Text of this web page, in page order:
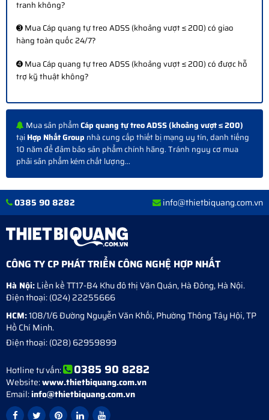
tranh không?
➌ Mua Cáp quang tự treo ADSS (khoảng vượt ≤ 200) có giao
hàng toàn quốc 24/7?
➍ Mua Cáp quang tự treo ADSS (khoảng vượt ≤ 200) có được hỗ
trợ kỹ thuật không?
Mua sản phẩmCáp quang tự treo ADSS (khoảng vượt ≤ 200)
tạiHợp Nhất Group nhà cung cấp thiết bị mạng uy tín, danh tiếng
10 năm để đảm bảo sản phẩm chính hãng. Tránh nguy cơ mua
phải sản phẩm kém chất lượng...
0385 90 8282 info@thietbiquang.com.vn
CÔNG TY CP PHÁT TRIỂN CÔNG NGHỆ HỢP NHẤT
Hà Nội:Liền kề TT17-B4 Khu đô thị Văn Quán,Hà Đông,Hà Nội.
Điện thoại:(024) 22255666
HCM:108/1/6 Đường Nguyễn Văn Khối, Phường Thông Tây Hội, TP
Hồ Chí Minh.
Điện thoại:(028) 62959899
Hotline tư vấn: 0385 90 8282
Website:www.thietbiquang.com.vn
Email:info@thietbiquang.com.vn